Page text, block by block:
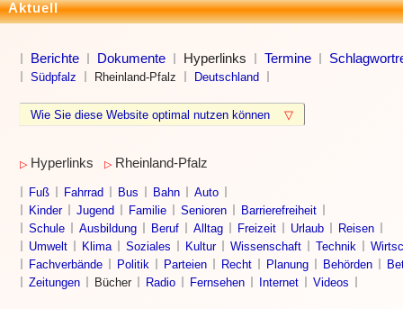
Aktuell
Berichte Dokumente Hyperlinks Termine
Südpfalz Rheinland-Pfalz Deutschland
Wie Sie diese Website optimal nutzen können ▽
▷ Hyperlinks ▷ Rheinland-Pfalz
Fuß Fahrrad Bus Bahn
Auto
Kinder
Jugend Familie Senioren
Barrierefreiheit
Schule
Ausbildung Beruf Alltag Freizeit Urlaub
Reisen
Umwelt
Klima Soziales Kultur Wissenschaft Technik
Fachverbände
Politik Parteien Recht Planung Behörden
Zeitungen
Bücher Radio Fernsehen Internet Videos